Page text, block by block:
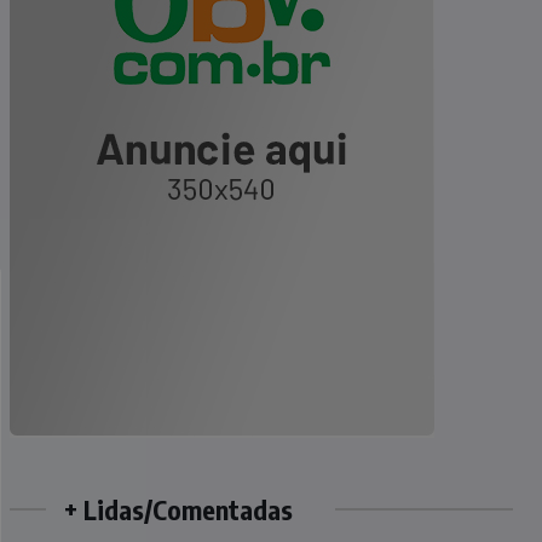
+ Lidas/Comentadas